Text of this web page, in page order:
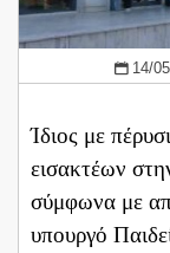
14/
Ίδιος με
εισακτέων
σύμφωνα με
υπουργό